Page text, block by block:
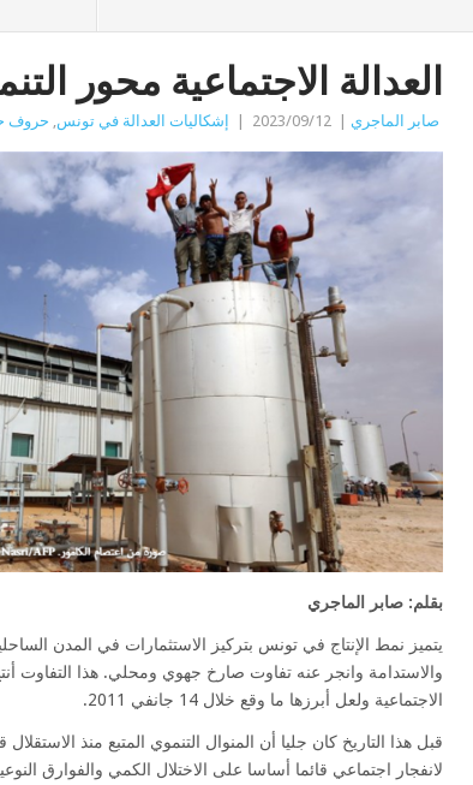
العدالة الاجتماعية محور
صابر الماجري 2023/09/12 إشكاليات العدالة في تونس حروف
بقلم: صابر الماجري
يتميز نمط الإنتاج في تونس بتركيز الاستثمارات في المدن
والاستدامة وانجر عنه تفاوت صارخ جهوي ومحلي. هذا التفاوت
الاجتماعية ولعل أبرزها ما وقع خلال 14 جانفي 2011.
قبل هذا التاريخ كان جليا أن المنوال التنموي المتبع منذ
لانفجار اجتماعي قائما أساسا على الاختلال الكمي والفوارق